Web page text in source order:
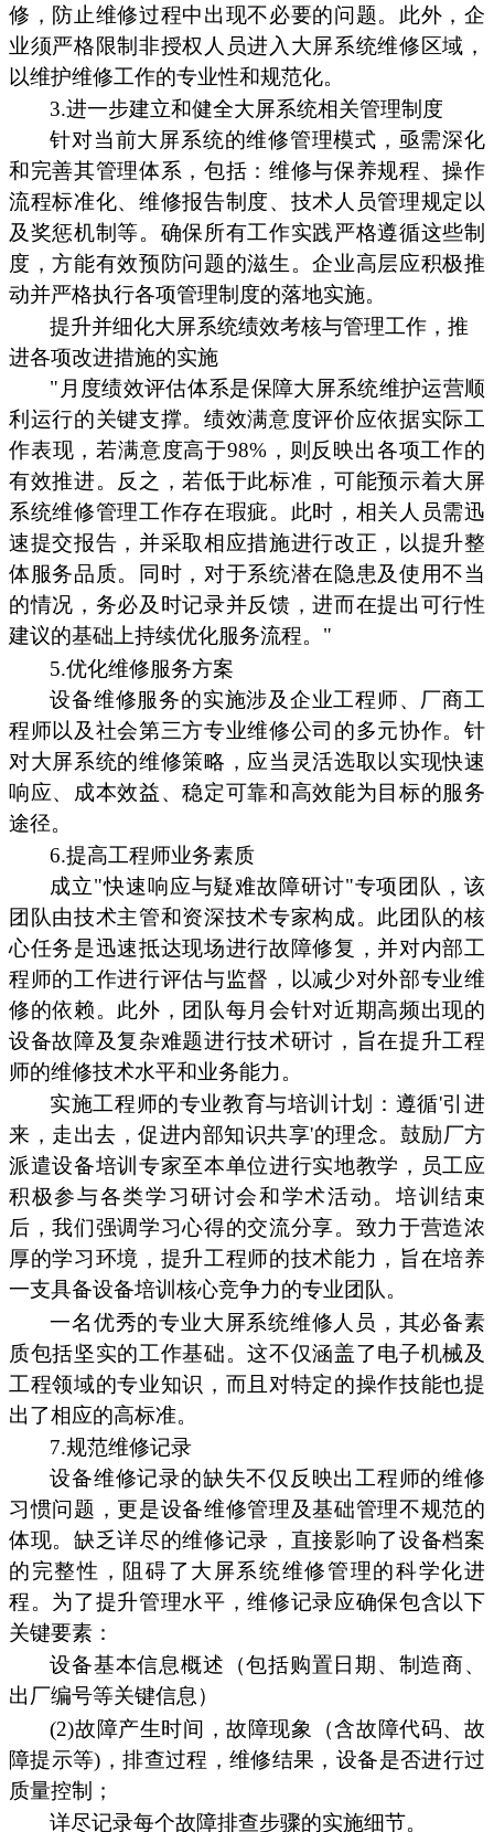
修，防止维修过程中出现不必要的问题。此外，企
业须严格限制非授权人员进入大屏系统维修区域，
以维护维修工作的专业性和规范化。
3.进一步建立和健全大屏系统相关管理制度
针对当前大屏系统的维修管理模式，亟需深化
和完善其管理体系，包括：维修与保养规程、操作
流程标准化、维修报告制度、技术人员管理规定以
及奖惩机制等。确保所有工作实践严格遵循这些制
度，方能有效预防问题的滋生。企业高层应积极推
动并严格执行各项管理制度的落地实施。
提升并细化大屏系统绩效考核与管理工作，推
进各项改进措施的实施
"月度绩效评估体系是保障大屏系统维护运营顺
利运行的关键支撑。绩效满意度评价应依据实际工
作表现，若满意度高于98%，则反映出各项工作的
有效推进。反之，若低于此标准，可能预示着大屏
系统维修管理工作存在瑕疵。此时，相关人员需迅
速提交报告，并采取相应措施进行改正，以提升整
体服务品质。同时，对于系统潜在隐患及使用不当
的情况，务必及时记录并反馈，进而在提出可行性
建议的基础上持续优化服务流程。"
5.优化维修服务方案
设备维修服务的实施涉及企业工程师、厂商工
程师以及社会第三方专业维修公司的多元协作。针
对大屏系统的维修策略，应当灵活选取以实现快速
响应、成本效益、稳定可靠和高效能为目标的服务
途径。
6.提高工程师业务素质
成立"快速响应与疑难故障研讨"专项团队，该
团队由技术主管和资深技术专家构成。此团队的核
心任务是迅速抵达现场进行故障修复，并对内部工
程师的工作进行评估与监督，以减少对外部专业维
修的依赖。此外，团队每月会针对近期高频出现的
设备故障及复杂难题进行技术研讨，旨在提升工程
师的维修技术水平和业务能力。
实施工程师的专业教育与培训计划：遵循'引进
来，走出去，促进内部知识共享'的理念。鼓励厂方
派遣设备培训专家至本单位进行实地教学，员工应
积极参与各类学习研讨会和学术活动。培训结束
后，我们强调学习心得的交流分享。致力于营造浓
厚的学习环境，提升工程师的技术能力，旨在培养
一支具备设备培训核心竞争力的专业团队。
一名优秀的专业大屏系统维修人员，其必备素
质包括坚实的工作基础。这不仅涵盖了电子机械及
工程领域的专业知识，而且对特定的操作技能也提
出了相应的高标准。
7.规范维修记录
设备维修记录的缺失不仅反映出工程师的维修
习惯问题，更是设备维修管理及基础管理不规范的
体现。缺乏详尽的维修记录，直接影响了设备档案
的完整性，阻碍了大屏系统维修管理的科学化进
程。为了提升管理水平，维修记录应确保包含以下
关键要素：
设备基本信息概述（包括购置日期、制造商、
出厂编号等关键信息）
(2)故障产生时间，故障现象（含故障代码、故
障提示等)，排查过程，维修结果，设备是否进行过
质量控制；
详尽记录每个故障排查步骤的实施细节。